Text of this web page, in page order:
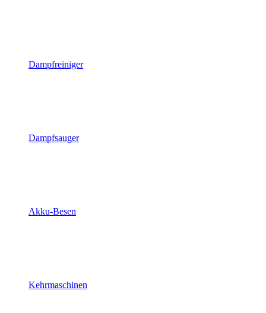
Dampfreiniger
Dampfsauger
Akku-Besen
Kehrmaschinen